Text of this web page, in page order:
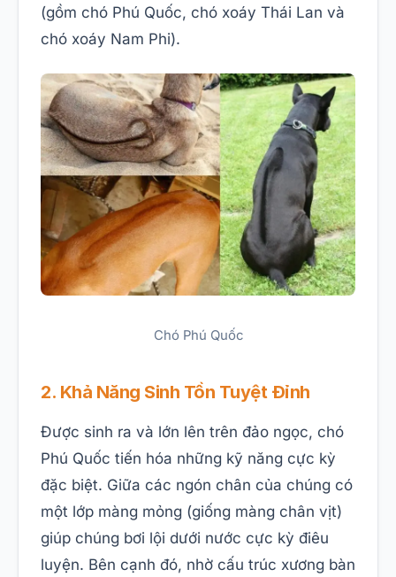
(gồm chó Phú Quốc, chó xoáy Thái Lan và
chó xoáy Nam Phi).
Chó Phú Quốc
2. Khả Năng Sinh Tồn Tuyệt Đỉnh
Được sinh ra và lớn lên trên đảo ngọc, chó
Phú Quốc tiến hóa những kỹ năng cực kỳ
đặc biệt. Giữa các ngón chân của chúng có
một lớp màng mỏng (giống màng chân vịt)
giúp chúng bơi lội dưới nước cực kỳ điêu
luyện. Bên cạnh đó, nhờ cấu trúc xương bàn